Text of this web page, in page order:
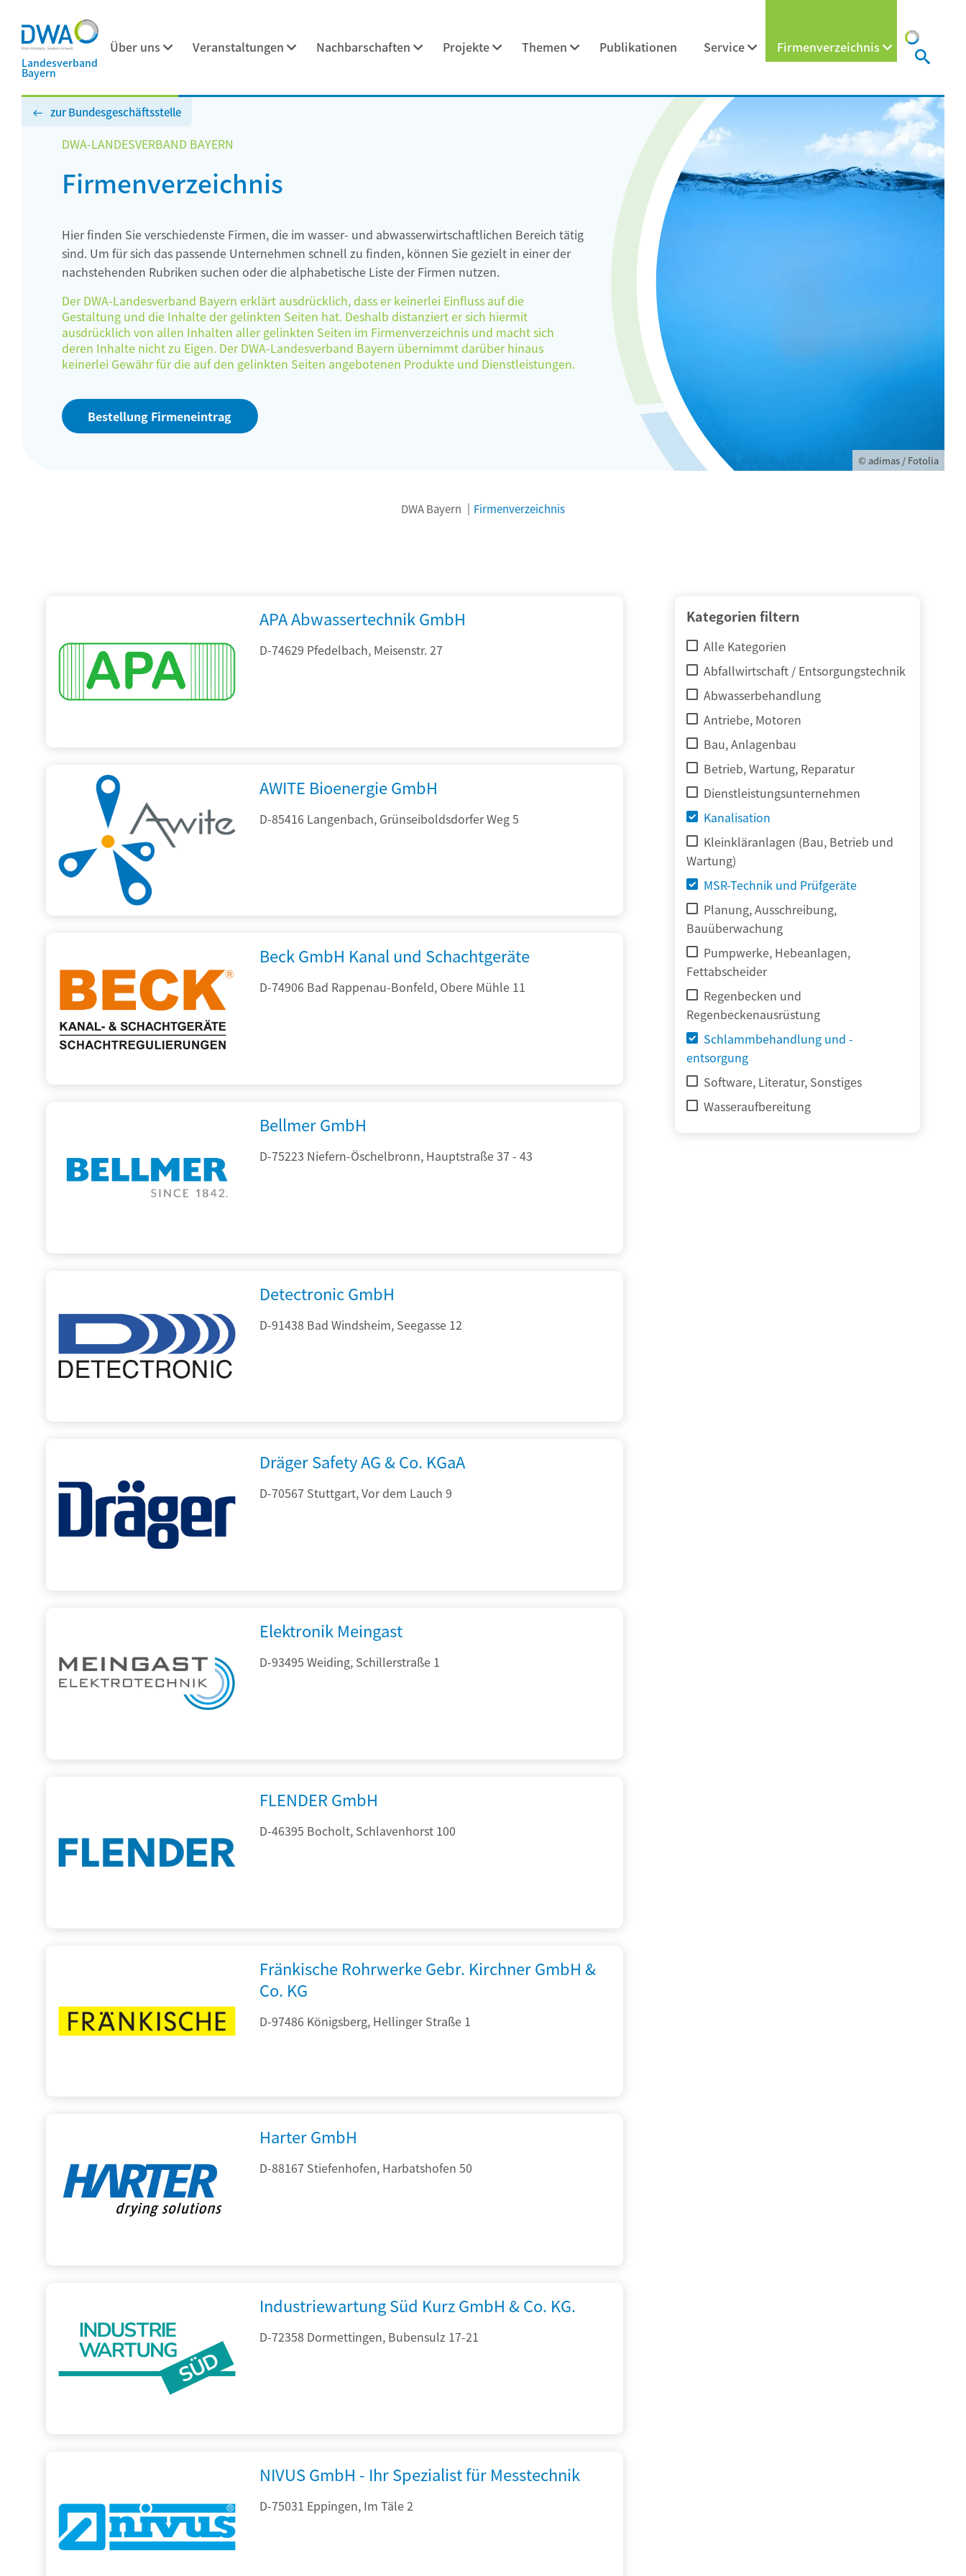
Landesverband
Bayern
Über uns Veranstaltungen Nachbarschaften Projekte Themen Publikationen Service Firmenverzeichnis
zur Bundesgeschäftsstelle
DWA-LANDESVERBAND BAYERN
Firmenverzeichnis
Hier finden Sie verschiedenste Firmen, die im wasser- und abwasserwirtschaftlichen Bereich tätig
sind. Um für sich das passende Unternehmen schnell zu finden, können Sie gezielt in einer der
nachstehenden Rubriken suchen oder die alphabetische Liste der Firmen nutzen.
Der DWA-Landesverband Bayern erklärt ausdrücklich, dass er keinerlei Einfluss auf die
Gestaltung und die Inhalte der gelinkten Seiten hat. Deshalb distanziert er sich hiermit
ausdrücklich von allen Inhalten aller gelinkten Seiten im Firmenverzeichnis und macht sich
deren Inhalte nicht zu Eigen. Der DWA-Landesverband Bayern übernimmt darüber hinaus
keinerlei Gewähr für die auf den gelinkten Seiten angebotenen Produkte und Dienstleistungen.
Bestellung Firmeneintrag
© adimas / Fotolia
DWA Bayern Firmenverzeichnis
Kategorien filtern
Alle Kategorien
Abfallwirtschaft / Entsorgungstechnik
Abwasserbehandlung
Antriebe, Motoren
Bau, Anlagenbau
Betrieb, Wartung, Reparatur
Dienstleistungsunternehmen
Kanalisation
Kleinkläranlagen (Bau, Betrieb und
Wartung)
MSR-Technik und Prüfgeräte
Planung, Ausschreibung,
Bauüberwachung
Pumpwerke, Hebeanlagen,
Fettabscheider
Regenbecken und
Regenbeckenausrüstung
Schlammbehandlung und -
entsorgung
Software, Literatur, Sonstiges
Wasseraufbereitung
APA Abwassertechnik GmbH
D-74629 Pfedelbach, Meisenstr. 27
AWITE Bioenergie GmbH
D-85416 Langenbach, Grünseiboldsdorfer Weg 5
Beck GmbH Kanal und Schachtgeräte
D-74906 Bad Rappenau-Bonfeld, Obere Mühle 11
Bellmer GmbH
D-75223 Niefern-Öschelbronn, Hauptstraße 37 - 43
Detectronic GmbH
D-91438 Bad Windsheim, Seegasse 12
Dräger Safety AG & Co. KGaA
D-70567 Stuttgart, Vor dem Lauch 9
Elektronik Meingast
D-93495 Weiding, Schillerstraße 1
FLENDER GmbH
D-46395 Bocholt, Schlavenhorst 100
Fränkische Rohrwerke Gebr. Kirchner GmbH &
Co. KG
D-97486 Königsberg, Hellinger Straße 1
Harter GmbH
D-88167 Stiefenhofen, Harbatshofen 50
Industriewartung Süd Kurz GmbH & Co. KG.
D-72358 Dormettingen, Bubensulz 17-21
NIVUS GmbH - Ihr Spezialist für Messtechnik
D-75031 Eppingen, Im Täle 2